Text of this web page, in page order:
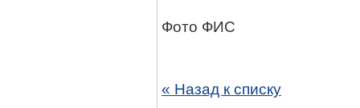
Фото ФИС
« Назад к списку